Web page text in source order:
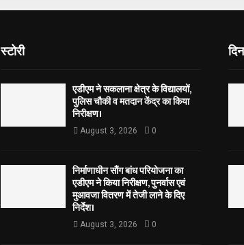
स्टोरी
एडीएम ने सकलाना क्षेत्र के विद्यालयों,
पुलिस चौकी व मतदान केंद्र का किया
निरीक्षण।
August 3, 2026 0
निर्माणाधीन सौंग बांध परियोजना का
एडीएम ने किया निरीक्षण, पुनर्वास एवं
मुआवजा वितरण में तेजी लाने के दिए
निर्देश।
August 3, 2026 0